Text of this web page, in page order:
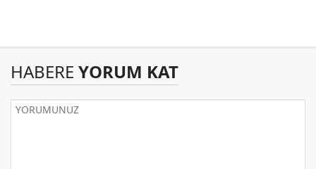
HABERE YORUM KAT